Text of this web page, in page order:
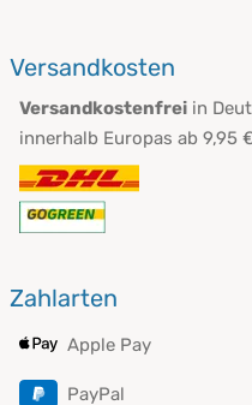
Versandkosten
Versandkostenfrei in
innerhalb Europas ab 9,95
Zahlarten
Apple Pay
PayPal